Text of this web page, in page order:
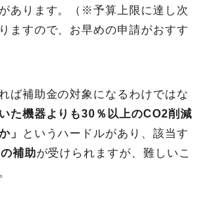
あります。（※予算上限に達し次
ますので、お早めの申請がおすす
ば補助金の対象になるわけではな
た機器よりも30％以上のCO2削減
」
というハードルがあり、該当す
補助が受けられますが、難しいこ